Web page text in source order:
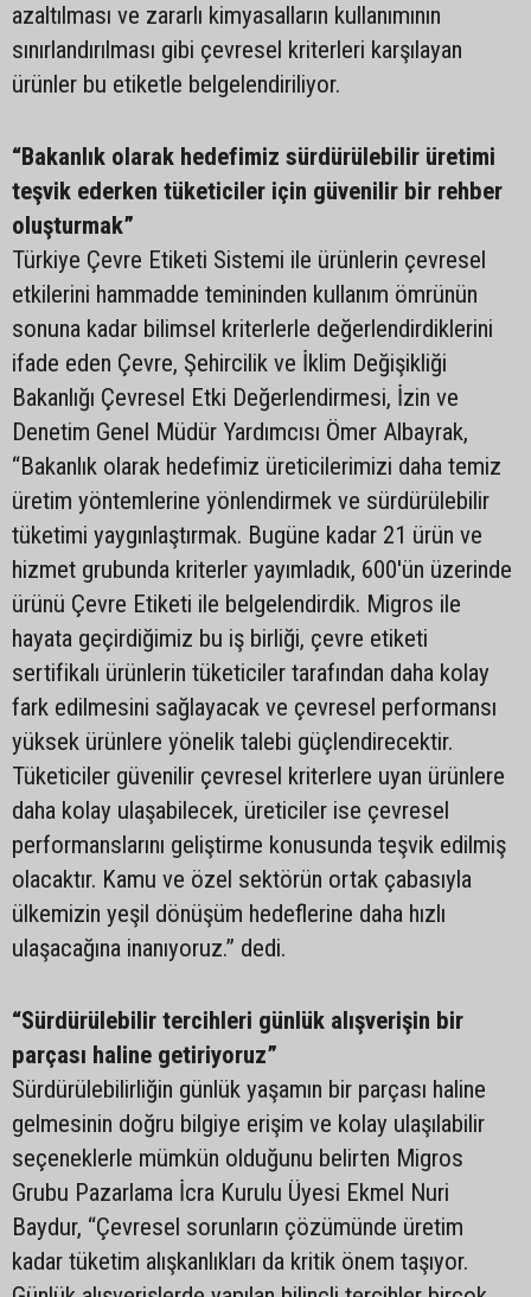
azaltılması ve zararlı kimyasalların kullanımının
sınırlandırılması gibi çevresel kriterleri karşılayan
ürünler bu etiketle belgelendiriliyor.
“Bakanlık olarak hedefimiz sürdürülebilir üretimi
teşvik ederken tüketiciler için güvenilir bir rehber
oluşturmak”
Türkiye Çevre Etiketi Sistemi ile ürünlerin çevresel
etkilerini hammadde temininden kullanım ömrünün
sonuna kadar bilimsel kriterlerle değerlendirdiklerini
ifade eden Çevre, Şehircilik ve İklim Değişikliği
Bakanlığı Çevresel Etki Değerlendirmesi, İzin ve
Denetim Genel Müdür Yardımcısı Ömer Albayrak,
“Bakanlık olarak hedefimiz üreticilerimizi daha temiz
üretim yöntemlerine yönlendirmek ve sürdürülebilir
tüketimi yaygınlaştırmak. Bugüne kadar 21 ürün ve
hizmet grubunda kriterler yayımladık, 600'ün üzerinde
ürünü Çevre Etiketi ile belgelendirdik. Migros ile
hayata geçirdiğimiz bu iş birliği, çevre etiketi
sertifikalı ürünlerin tüketiciler tarafından daha kolay
fark edilmesini sağlayacak ve çevresel performansı
yüksek ürünlere yönelik talebi güçlendirecektir.
Tüketiciler güvenilir çevresel kriterlere uyan ürünlere
daha kolay ulaşabilecek, üreticiler ise çevresel
performanslarını geliştirme konusunda teşvik edilmiş
olacaktır. Kamu ve özel sektörün ortak çabasıyla
ülkemizin yeşil dönüşüm hedeflerine daha hızlı
ulaşacağına inanıyoruz.” dedi.
“Sürdürülebilir tercihleri günlük alışverişin bir
parçası haline getiriyoruz”
Sürdürülebilirliğin günlük yaşamın bir parçası haline
gelmesinin doğru bilgiye erişim ve kolay ulaşılabilir
seçeneklerle mümkün olduğunu belirten Migros
Grubu Pazarlama İcra Kurulu Üyesi Ekmel Nuri
Baydur, “Çevresel sorunların çözümünde üretim
kadar tüketim alışkanlıkları da kritik önem taşıyor.